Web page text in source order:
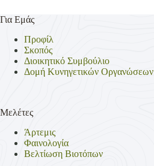
Για Εμάς
Προφίλ
Σκοπός
Διοικητικό Συμβούλιο
Δομή Κυνηγετικών Οργανώσεων
Μελέτες
Άρτεμις
Φαινολογία
Βελτίωση Βιοτόπων